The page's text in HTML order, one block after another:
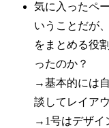
気に入ったペ
いうことだが
をまとめる役
ったのか？
→基本的には
談してレイア
→1号はデザイ